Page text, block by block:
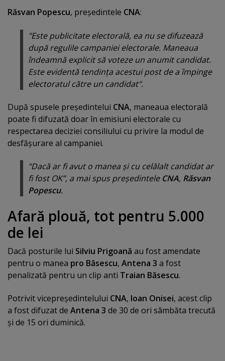
Răsvan Popescu, preşedintele CNA:
"Este publicitate electorală, ea nu se difuzează
după regulile campaniei electorale. Maneaua
îndeamnă explicit să voteze un anumit candidat.
Este evidentă tendinţa acestui post de a împinge
electoratul către un candidat".
După spusele preşedintelui CNA, maneaua electorală
poate fi difuzată doar în emisiuni electorale cu
respectarea deciziei consiliului cu privire la modul de
desfăşurare al campaniei.
“Dacă ar fi avut o manea şi cu celălalt candidat ar
fi fost OK”, a mai spus preşedintele CNA, Răsvan
Popescu.
Afară plouă, tot pentru 5.000
de lei
Dacă posturile lui Silviu Prigoană au fost amendate
pentru o manea pro Băsescu, Antena 3 a fost
penalizată pentru un clip anti Traian Băsescu.
Potrivit vicepreşedintelului CNA, Ioan Onisei, acest clip
a fost difuzat de Antena 3 de 30 de ori sâmbăta trecută
şi de 15 ori duminică.